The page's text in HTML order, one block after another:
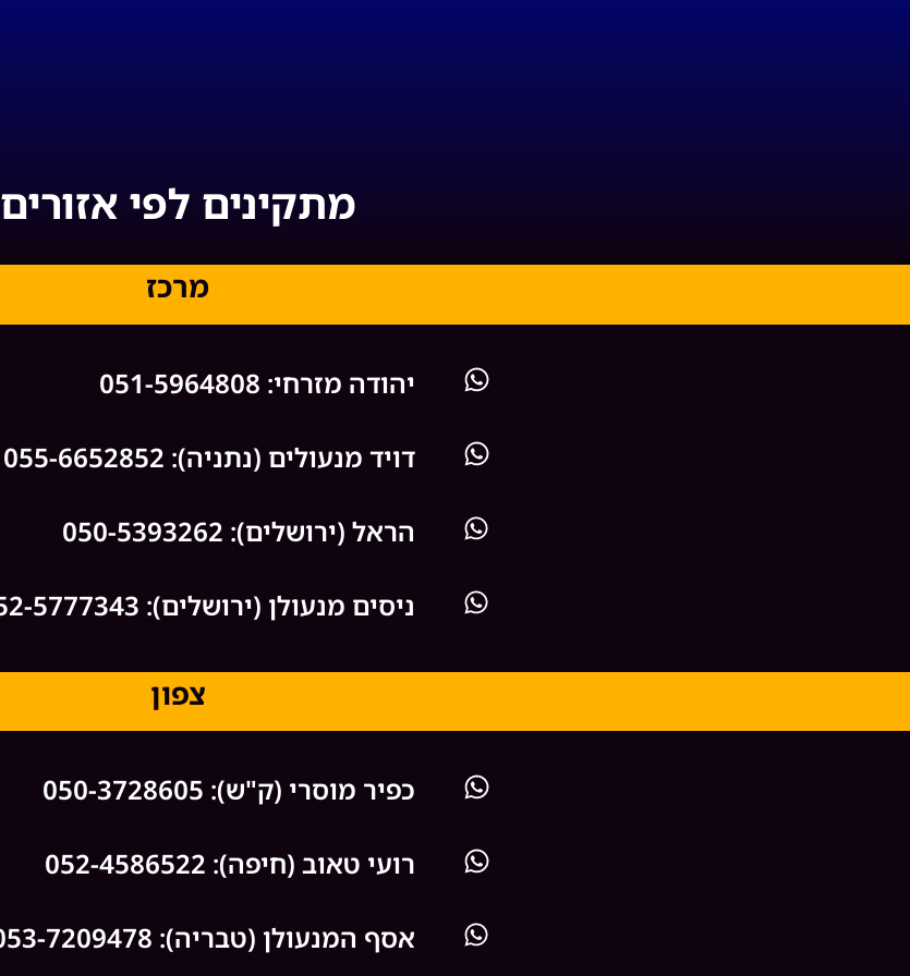
מתקינים לפי אזורים
מרכז
יהודה מזרחי: 051-5964808
דויד מנעולים (נתניה): 055-6652852
הראל (ירושלים): 050-5393262
ניסים מנעולן (ירושלים): 052-5777343
צפון
כפיר מוסרי (ק"ש): 050-3728605
רועי טאוב (חיפה): 052-4586522
אסף המנעולן (טבריה): 053-7209478